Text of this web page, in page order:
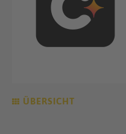
ÜBERSICHT